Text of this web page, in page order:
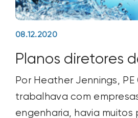
08.12.2020
Planos diretores
Por Heather Jennings, PE
trabalhava com
engenharia, havia muitos